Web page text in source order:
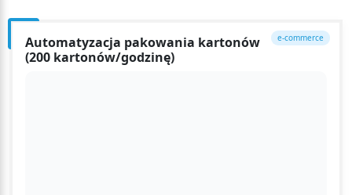
e-commerce
Automatyzacja pakowania kartonów
(200 kartonów/godzinę)